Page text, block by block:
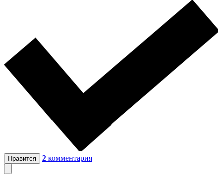
Нравится 2 комментария